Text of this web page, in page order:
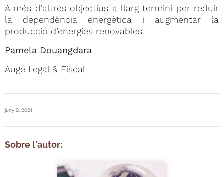
A més d’altres objectius a llarg termini per reduir
la dependència energètica i augmentar la
producció d’energies renovables.
Pamela Douangdara
Augé Legal & Fiscal
juny 9, 2021
Sobre l'autor: